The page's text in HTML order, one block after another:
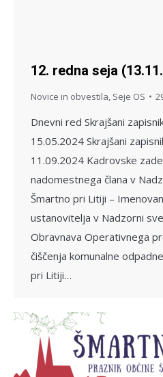
12. redna seja
Novice in obvestila Seje OS
Dnevni red Skrajšani
15.05.2024 Skrajšani
11.09.2024 Kadrovske
nadomestnega člana v
Šmartno pri Litiji –
ustanovitelja v Nadzorni
Obravnava Operativnega
čiščenja komunalne
pri Litiji…